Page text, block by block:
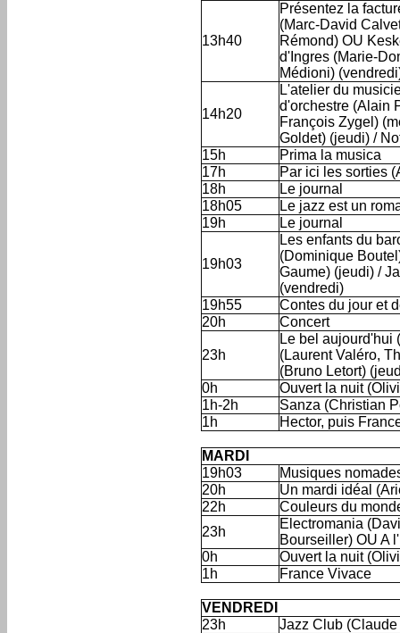
13h40
Présentez la
(Marc-David
Rémond) OU
d'Ingres (Marie-
Médioni)
14h20
L'atelier du
d'orchestre (Alain
François Zygel)
Goldet) (jeudi) /
15h
Prima la musica
17h
Par ici les sorties
18h
Le journal
18h05
Le jazz est un
19h
Le journal
19h03
Les enfants du
(Dominique
Gaume) (jeudi) /
(vendredi)
19h55
Contes du jour et
20h
Concert
23h
Le bel aujourd'hui
(Laurent Valéro,
(Bruno Letort)
0h
Ouvert la nuit
1h-2h
Sanza (Christian
1h
Hector, puis
MARDI
19h03
Musiques
20h
Un mardi idéal
22h
Couleurs du
23h
Electromania
Bourseiller) OU A
0h
Ouvert la nuit
1h
France Vivace
VENDREDI
23h
Jazz Club